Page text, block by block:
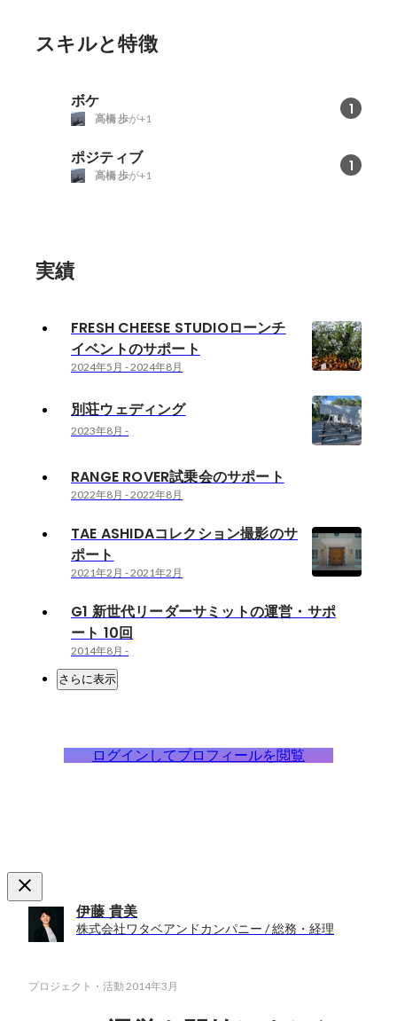
スキルと特徴
ボケ 1
高橋 歩が+1
ポジティブ 1
高橋 歩が+1
実績
FRESH CHEESE STUDIOローンチ
イベントのサポート
2024年5月 -2024年8月
別荘ウェディング
2023年8月 -
RANGE ROVER試乗会のサポート
2022年8月 -2022年8月
TAE ASHIDAコレクション撮影のサ
ポート
2021年2月 -2021年2月
G1 新世代リーダーサミットの運営・サポ
ート 10回
2014年8月 -
さらに表示
ログインしてプロフィールを閲覧
伊藤 貴美
株式会社ワタベアンドカンパニー / 総務・経理
プロジェクト・活動 2014年3月